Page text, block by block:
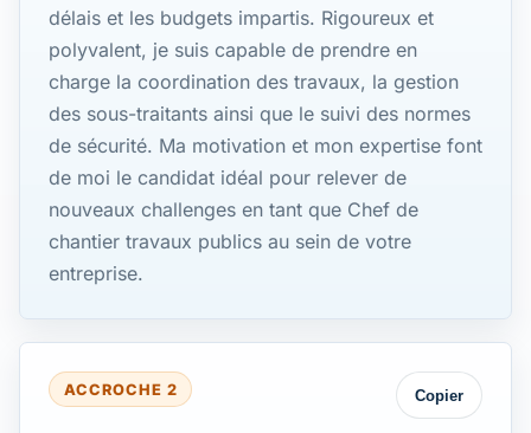
délais et les budgets impartis. Rigoureux et
polyvalent, je suis capable de prendre en
charge la coordination des travaux, la gestion
des sous-traitants ainsi que le suivi des normes
de sécurité. Ma motivation et mon expertise font
de moi le candidat idéal pour relever de
nouveaux challenges en tant que Chef de
chantier travaux publics au sein de votre
entreprise.
ACCROCHE 2 Copier